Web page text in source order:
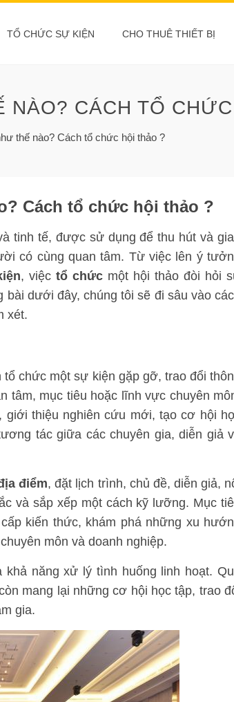
TỔ CHỨC SỰ KIỆN CHO THUÊ THIẾT BỊ
CÁCH TỔ
thế nào? Cách tổ chức hội thảo ?
Cách tổ chức hội thảo ?
tinh tế, được sử dụng để thu hút và
có cùng quan tâm. Từ việc lên ý
, việc tổ chức một hội thảo đòi hỏi
dưới đây, chúng tôi sẽ đi sâu vào
xét.
tổ chức một sự kiện gặp gỡ, trao đổi
tâm, mục tiêu hoặc lĩnh vực chuyên
giới thiệu nghiên cứu mới, tạo cơ hội
tác giữa các chuyên gia, diễn giả
điểm, đặt lịch trình, chủ đề, diễn giả,
và sắp xếp một cách kỹ lưỡng. Mục
kiến thức, khám phá những xu
môn và doanh nghiệp.
khả năng xử lý tình huống linh hoạt.
mang lại những cơ hội học tập, trao
gia.